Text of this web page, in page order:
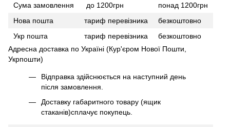
Сума замовлення
до 1200грн
понад 1200грн
Нова пошта
тариф перевізника
безкоштовно
Укр пошта
тариф перевізника
безкоштовно
Адресна доставка по Україні (Кур'єром Нової Пошти,
Укрпошти)
Відправка здійснюється на наступний день
після замовлення.
Доставку габаритного товару (ящик
стаканів)сплачує покупець.